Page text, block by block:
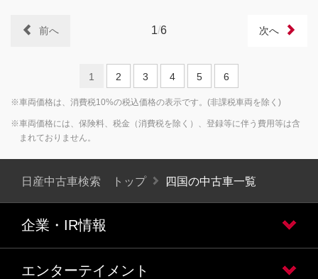
1/6
前へ 次へ
1 2 3 4 5 6
※車両価格は、消費税10%の税込価格の表示です。(非課税車両を除く)
※車両価格には、保険料、税金（消費税を除く）、登録等に伴う費用等は含
まれておりません。
日産中古車検索 トップ 四国の中古車一覧
企業・IR情報
エンターテイメント